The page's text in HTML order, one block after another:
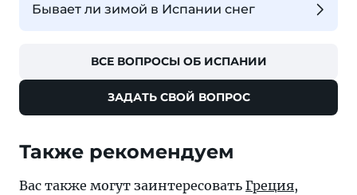
Бывает ли зимой в Испании снег
ВСЕ ВОПРОСЫ ОБ ИСПАНИИ
ЗАДАТЬ СВОЙ ВОПРОС
Также рекомендуем
Вас также могут заинтересовать Греция,